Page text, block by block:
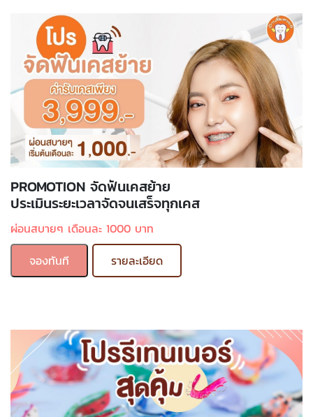
PROMOTION จัดฟันเคสย้าย
ประเมินระยะเวลาจัดจนเสร็จทุกเคส
ผ่อนสบายๆ เดือนละ 1000 บาท
จองทันที
รายละเอียด